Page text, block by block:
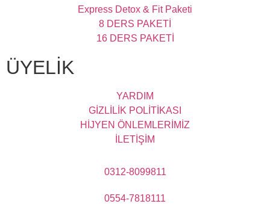
Express Detox & Fit Paketi
8 DERS PAKETİ
16 DERS PAKETİ
ÜYELİK
YARDIM
GİZLİLİK POLİTİKASI
HİJYEN ÖNLEMLERİMİZ
İLETİŞİM
0312-8099811
0554-7818111